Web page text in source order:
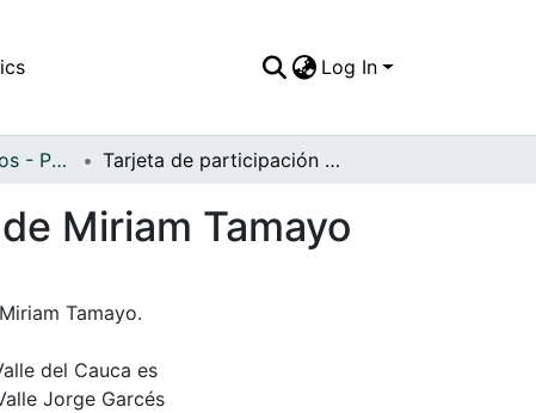
Log In
APFFVC - Religiosos - Patrimonial Tarjeta de participación de la Primera Comunión de Miriam Tamayo
Miriam Tamayo
Tamayo.
del Cauca es
Jorge Garcés